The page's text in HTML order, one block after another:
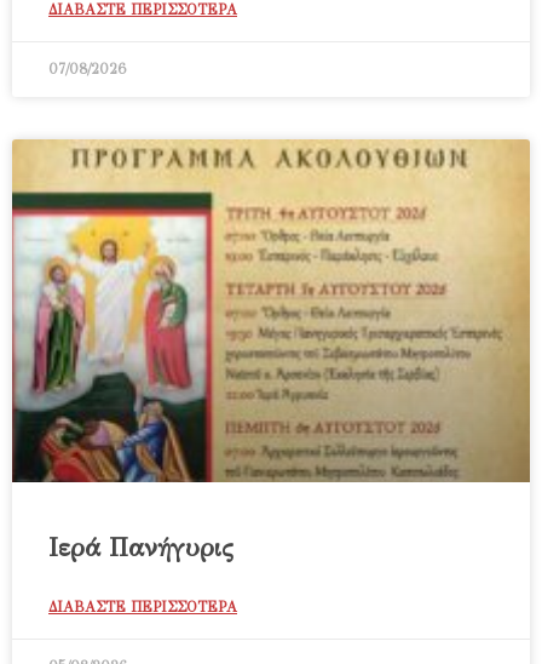
ΔΙΑΒΑΣΤΕ ΠΕΡΙΣΣΟΤΕΡΑ
07/08/2026
Ιερά Πανήγυρις
ΔΙΑΒΑΣΤΕ ΠΕΡΙΣΣΟΤΕΡΑ